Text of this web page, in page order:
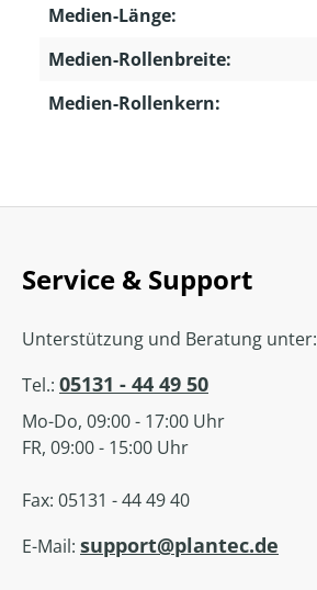
Medien-Länge:
Medien-Rollenbreite:
Medien-Rollenkern:
Service & Support
Unterstützung und Beratung unter:
Tel.: 05131 - 44 49 50
Mo-Do, 09:00 - 17:00 Uhr
FR, 09:00 - 15:00 Uhr
Fax: 05131 - 44 49 40
E-Mail: support@plantec.de